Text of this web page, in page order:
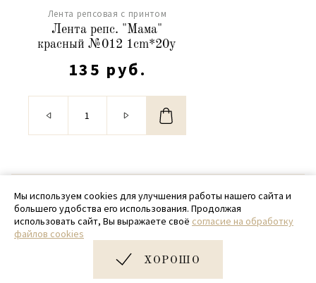
Лента репсовая с принтом
Лента репс. "Мама"
красный №012 1cm*20y
135 руб.
© 2020 - 2026 SamPack
+ 7 (918) 699-97-87
zakaz@sampack.store
Дизайн и разработка сайта
Мы используем cookies для улучшения работы нашего сайта и
большего удобства его использования. Продолжая
использовать сайт, Вы выражаете своё согласие на обработку
файлов cookies
ХОРОШО